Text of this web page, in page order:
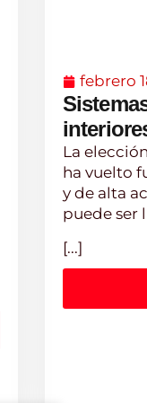
febrero
La
ha vuelto
y de alta
puede ser
[...]